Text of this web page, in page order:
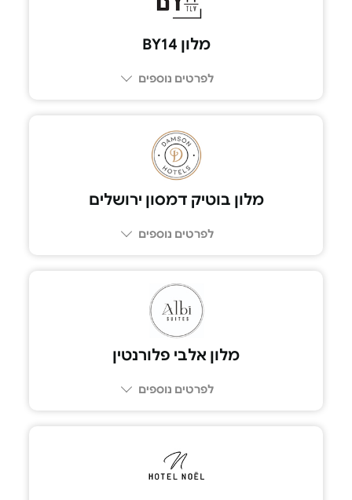
מלון BY14
לפרטים נוספים
מלון בוטיק דמסון ירושלים
לפרטים נוספים
מלון אלבי פלורנטין
לפרטים נוספים